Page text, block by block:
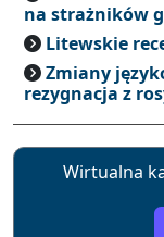
na strażników
Litewskie
Zmiany
rezygnacja z
Wirtualna